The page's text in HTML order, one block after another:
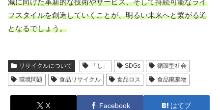
フスタイルを創造していくことが、明るい未来へと繋がる道
となるでしょう。
リサイクルについて 「し」 SDGs
循環型社会
環境問題
食品リサイクル 食品ロス 食品廃棄物
X Facebook はてブ